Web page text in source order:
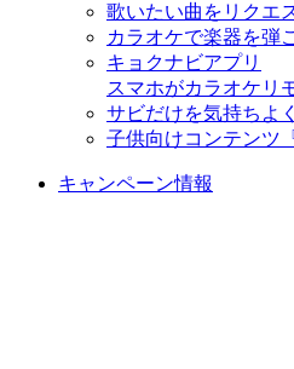
歌いたい曲をリクエ
カラオケで楽器を弾
キョクナビアプリ
スマホがカラオケリ
サビだけを気持ちよ
子供向けコンテンツ
キャンペーン情報